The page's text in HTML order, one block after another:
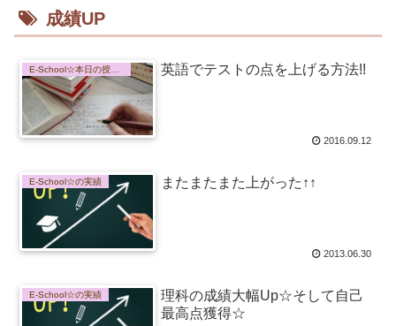
成績UP
英語でテストの点を上げる方法!!
2016.09.12
E-School☆の実績 またまたまた上がった↑↑
2013.06.30
E-School☆の実績
理科の成績大幅Up☆そして自己
最高点獲得☆